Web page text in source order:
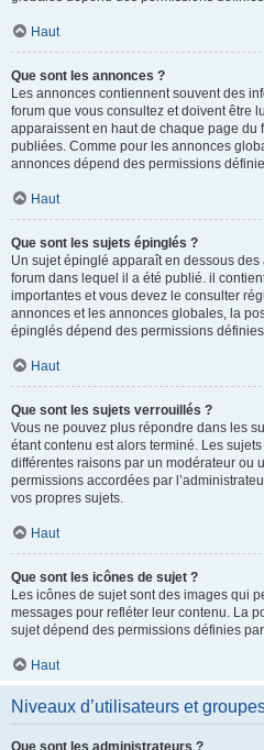
Haut
Que sont les annonces ?
Les annonces contiennent souvent des
forum que vous consultez et doivent être
apparaissent en haut de chaque page du
publiées. Comme pour les annonces
annonces dépend des permissions
Haut
Que sont les sujets épinglés ?
Un sujet épinglé apparaît en dessous
forum dans lequel il a été publié. il
importantes et vous devez le consulter
annonces et les annonces globales, la
épinglés dépend des permissions
Haut
Que sont les sujets verrouillés ?
Vous ne pouvez plus répondre dans les
étant contenu est alors terminé. Les
différentes raisons par un modérateur ou
permissions accordées par
vos propres sujets.
Haut
Que sont les icônes de sujet ?
Les icônes de sujet sont des images qui
messages pour refléter leur contenu. La
sujet dépend des permissions définies
Haut
Niveaux d’utilisateurs et
Que sont les administrateurs ?